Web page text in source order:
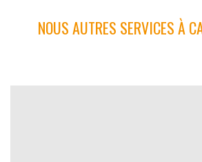
NOUS AUTRES SERVICES À